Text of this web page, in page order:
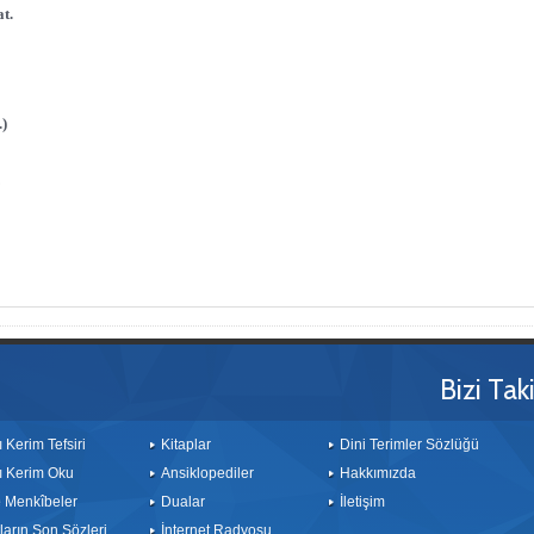
Bizi
Kerim Tefsiri
Kerim Oku
Menkîbeler
Son Sözleri
Kitaplar
Ansiklopediler
Dualar
İnternet Radyosu
Dini Terimler Sözlüğü
Hakkımızda
İletişim